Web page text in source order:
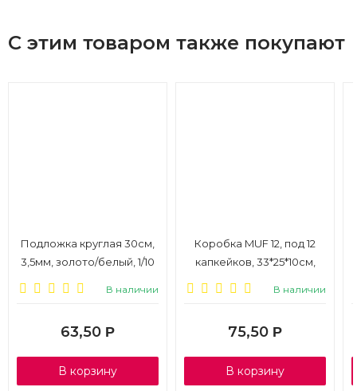
С этим товаром также покупают
Подложка круглая 30см,
3,5мм, золото/белый, 1/10
В наличии
63,50 Р
В корзину
Коробка MUF 12, под 12
капкейков, 33*25*10см,
В наличии
75,50 Р
В корзину